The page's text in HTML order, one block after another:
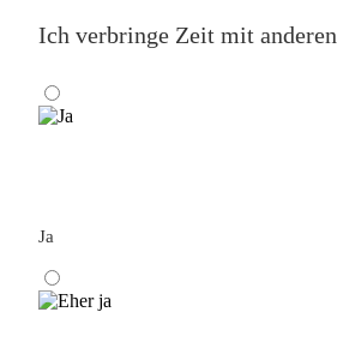
Ich verbringe Zeit mit anderen.
Ja